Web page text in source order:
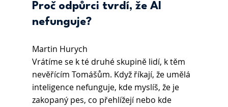
Proč odpůrci tvrdí, že AI
nefunguje?
Martin Hurych
Vrátíme se k té druhé skupině lidí, k těm
nevěřícím Tomášům. Když říkají, že umělá
inteligence nefunguje, kde myslíš, že je
zakopaný pes, co přehlížejí nebo kde